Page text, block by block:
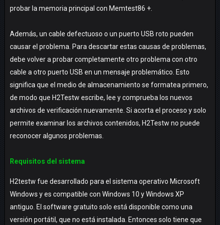
probar la memoria principal con Memtest86 +.
Además, un cable defectuoso o un puerto USB roto pueden
causar el problema. Para descartar estas causas de problemas,
debe volver a probar completamente otro problema con otro
cable a otro puerto USB en un mensaje problemático. Esto
significa que el medio de almacenamiento se formatea primero,
de modo que H2Testw escribe, lee y comprueba los nuevos
archivos de verificación nuevamente. Si acorta el proceso y solo
permite examinar los archivos contenidos, H2Testw no puede
reconocer algunos problemas.
Requisitos del sistema
H2testw fue desarrollado para el sistema operativo Microsoft
Windows y es compatible con Windows 10 y Windows XP
antiguo. El software gratuito solo está disponible como una
versión portátil, que no está instalada. Entonces solo tiene que